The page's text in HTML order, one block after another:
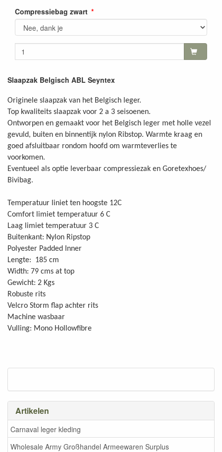
Artikelen
Carnaval leger kleding
Wholesale Army Großhandel Armeewaren Surplus
Compressiebag zwart
Slaapzak Belgisch ABL Seyntex
Originele slaapzak van het Belgisch leger.
Top kwaliteits slaapzak voor 2 a 3 seisoenen.
Ontworpen en gemaakt voor het Belgisch leger met holle vezel
gevuld, buiten en binnentijk nylon Ribstop. Warmte kraag en
goed afsluitbaar rondom hoofd om warmteverlies te
voorkomen.
Eventueel als optie leverbaar compressiezak en Goretexhoes/
Bivibag.
Temperatuur liniet ten hoogste 12C
Comfort limiet temperatuur 6 C
Laag limiet temperatuur 3 C
Buitenkant: Nylon Ripstop
Polyester Padded Inner
Lengte: 185 cm
Width: 79 cms at top
Gewicht: 2 Kgs
Robuste rits
Velcro Storm flap achter rits
Machine wasbaar
Vulling: Mono Hollowfibre